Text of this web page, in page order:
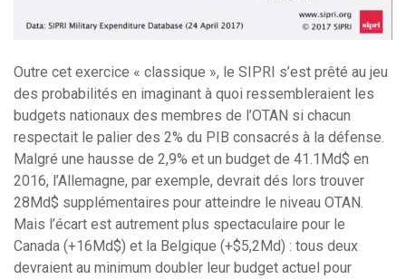
Outre cet exercice « classique », le SIPRI s’est prêté au jeu
des probabilités en imaginant à quoi ressembleraient les
budgets nationaux des membres de l’OTAN si chacun
respectait le palier des 2% du PIB consacrés à la défense.
Malgré une hausse de 2,9% et un budget de 41.1Md$ en
2016, l’Allemagne, par exemple, devrait dés lors trouver
28Md$ supplémentaires pour atteindre le niveau OTAN.
Mais l’écart est autrement plus spectaculaire pour le
Canada (+16Md$) et la Belgique (+$5,2Md) : tous deux
devraient au minimum doubler leur budget actuel pour